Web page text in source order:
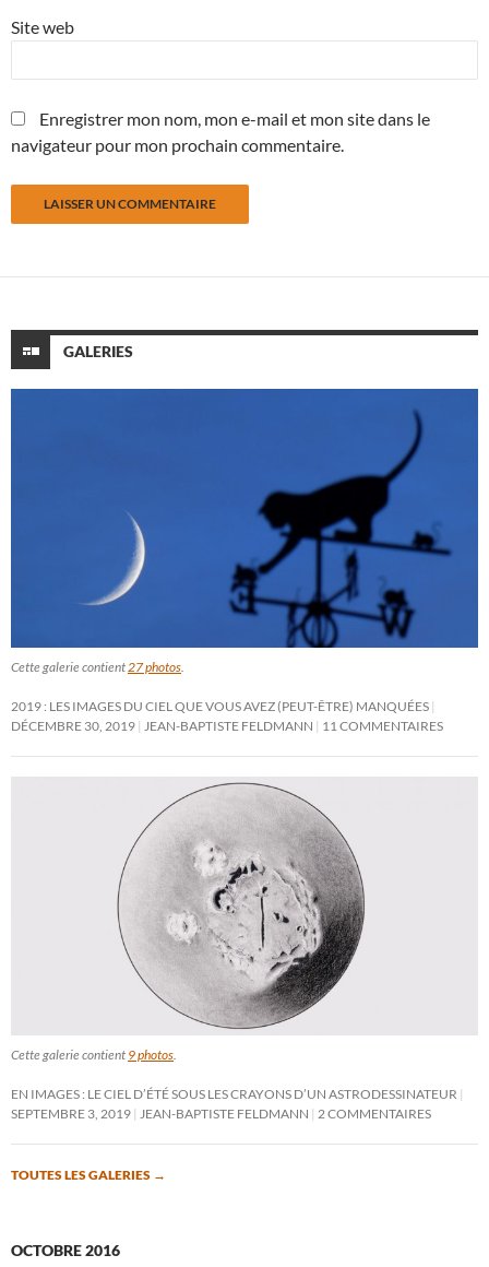
Site web
Enregistrer mon nom, mon e-mail et mon site dans le
navigateur pour mon prochain commentaire.
GALERIES
Cette galerie contient 27 photos
2019 : LES IMAGES DU CIEL QUE VOUS AVEZ (PEUT-ÊTRE) MANQUÉES
DÉCEMBRE 30, 2019
JEAN-BAPTISTE FELDMANN 11 COMMENTAIRES
Cette galerie contient 9 photos
EN IMAGES : LE CIEL D’ÉTÉ SOUS LES CRAYONS D’UN ASTRODESSINATEUR
SEPTEMBRE 3, 2019
JEAN-BAPTISTE FELDMANN 2 COMMENTAIRES
TOUTES LES GALERIES →
OCTOBRE 2016